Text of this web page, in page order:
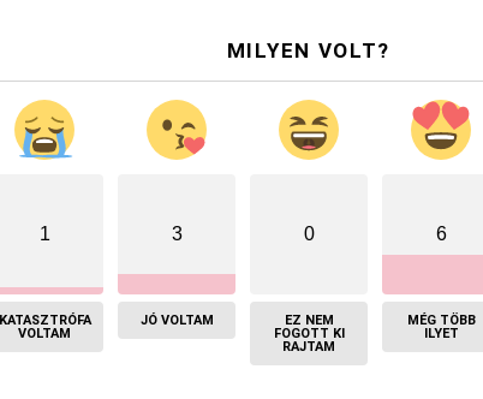
MILYEN VOLT?
1
KATASZTRÓFA
VOLTAM
3
JÓ VOLTAM
0
EZ NEM
FOGOTT KI
RAJTAM
6
MÉG TÖBB
ILYET